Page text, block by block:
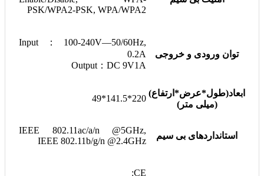
PSK/WPA2-PSK, WPA/WPA2
توان ورودی و خروجی
Input：100-240V—50/60Hz,
0.2A
Output：DC 9V1A
ابعاد(طول*عرض*ارتفاع)
(میلی متر)
220*141.5*49
استانداردهای بی سیم
IEEE 802.11ac/a/n @5GHz,
IEEE 802.11b/g/n @2.4GHz
CE: